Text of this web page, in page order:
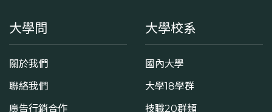
大學問
關於我們
聯絡我們
廣告行銷合作
大學校系
國內大學
大學18學群
技職20群類